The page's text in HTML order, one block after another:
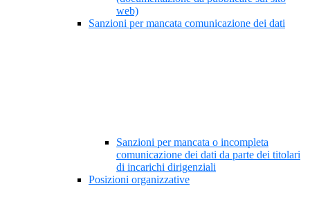
web)
Sanzioni per mancata comunicazione dei dati
Sanzioni per mancata o incompleta
comunicazione dei dati da parte dei titolari
di incarichi dirigenziali
Posizioni organizzative